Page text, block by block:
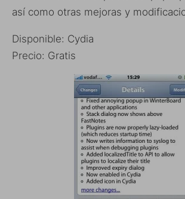
así como otras mejoras y
Disponible: Cydia
Precio: Gratis